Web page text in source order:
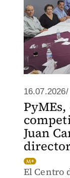
16.07.2026/
Juan
El Centro